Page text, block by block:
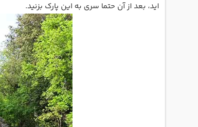
اید، بعد از آن حتما سری به این پارک بزنید.